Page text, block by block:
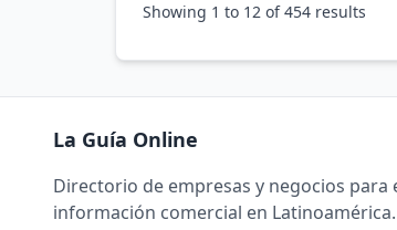
Showing 1 to 12 of454 results
La Guía Online
Directorio de empresas y negocios para
información comercial en Latinoamérica.